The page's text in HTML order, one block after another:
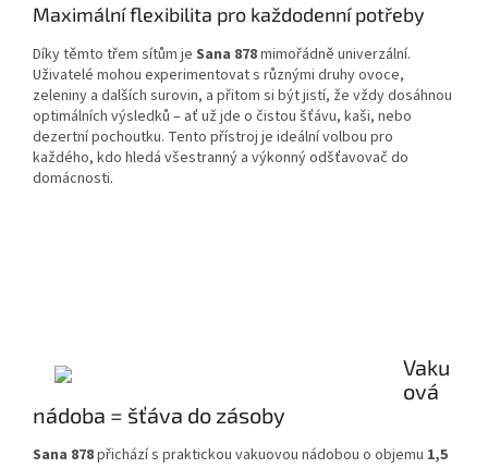
Maximální flexibilita pro každodenní potřeby
Díky těmto třem sítům je Sana 878mimořádně univerzální.
Uživatelé mohou experimentovat s různými druhy ovoce,
zeleniny a dalších surovin, a přitom si být jistí, že vždy dosáhnou
optimálních výsledků – ať už jde o čistou šťávu, kaši, nebo
dezertní pochoutku. Tento přístroj je ideální volbou pro
každého, kdo hledá všestranný a výkonný odšťavovač do
domácnosti.
Vaku
ová
nádoba = šťáva do zásoby
Sana 878přichází s praktickou vakuovou nádobou o objemu 1,5